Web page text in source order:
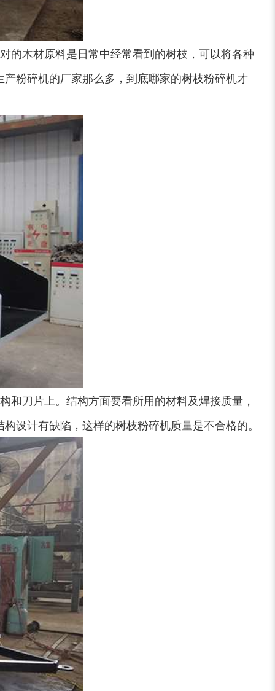
的木材原料是日常中经常看到的树枝，可以将各种
粉碎机的厂家那么多，到底哪家的树枝粉碎机才
刀片上。结构方面要看所用的材料及焊接质量，
设计有缺陷，这样的树枝粉碎机质量是不合格的。
大型稻草捆撕碎机...
切枝机
木材削片机